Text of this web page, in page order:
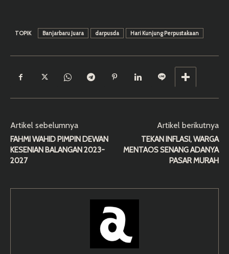
TOPIK Banjarbaru Juara darpusda Hari Kunjung Perpustakaan
Artikel sebelumnya
FAHMI WAHID PIMPIN DEWAN
KESENIAN BALANGAN 2023-
2027
Artikel berikutnya
TEKAN INFLASI, WARGA
MENTAOS SENANG ADANYA
PASAR MURAH